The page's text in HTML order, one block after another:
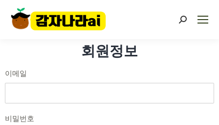
회원정보
이메일
비밀번호